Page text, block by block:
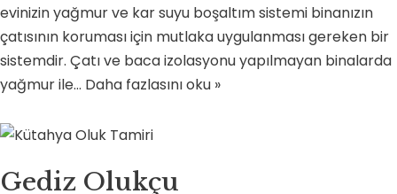
evinizin yağmur ve kar suyu boşaltım sistemi binanızın
çatısının koruması için mutlaka uygulanması gereken bir
sistemdir. Çatı ve baca izolasyonu yapılmayan binalarda
yağmur ile… Daha fazlasını oku »
Gediz Olukçu